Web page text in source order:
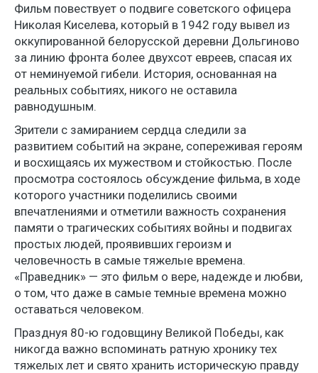
Фильм повествует о подвиге советского офицера
Николая Киселева, который в 1942 году вывел из
оккупированной белорусской деревни Дольгиново
за линию фронта более двухсот евреев, спасая их
от неминуемой гибели. История, основанная на
реальных событиях, никого не оставила
равнодушным.
Зрители с замиранием сердца следили за
развитием событий на экране, сопереживая героям
и восхищаясь их мужеством и стойкостью. После
просмотра состоялось обсуждение фильма, в ходе
которого участники поделились своими
впечатлениями и отметили важность сохранения
памяти о трагических событиях войны и подвигах
простых людей, проявивших героизм и
человечность в самые тяжелые времена.
«Праведник» — это фильм о вере, надежде и любви,
о том, что даже в самые темные времена можно
оставаться человеком.
Празднуя 80-ю годовщину Великой Победы, как
никогда важно вспоминать ратную хронику тех
тяжелых лет и свято хранить историческую правду